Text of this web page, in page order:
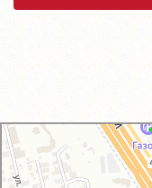
GM-City&VAG-Repair
Автосервис, автотехцентр в
Магазин автозапчастей и